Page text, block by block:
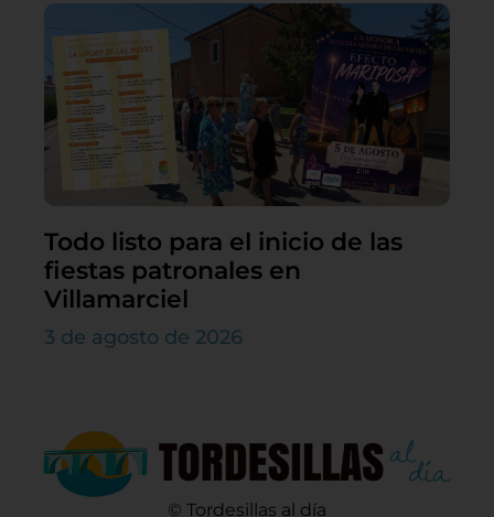
Todo listo para el inicio de las
fiestas patronales en
Villamarciel
3 de agosto de 2026
© Tordesillas al día